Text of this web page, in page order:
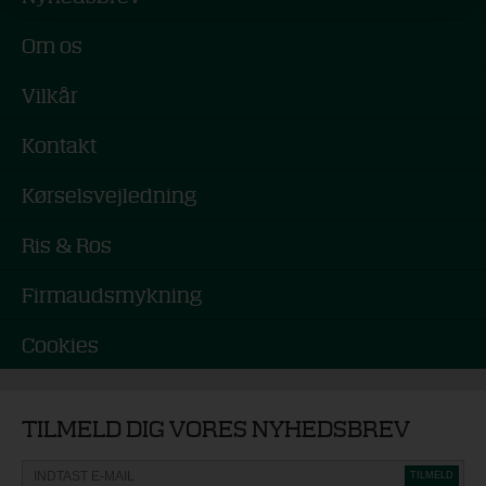
Relaterede produkter
Malerlærred, Opspændt på 16x43
Klik og beregn pris
Forside